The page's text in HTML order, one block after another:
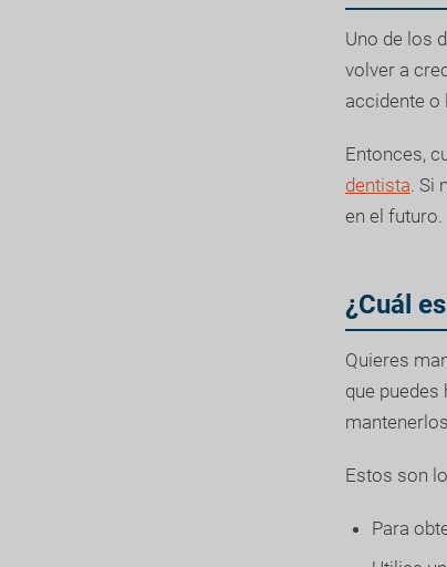
Uno de los
volver a
accidente o
Entonces,
dentista. Si
en el futuro.
¿Cuál
Quieres
que
Estos son
Para